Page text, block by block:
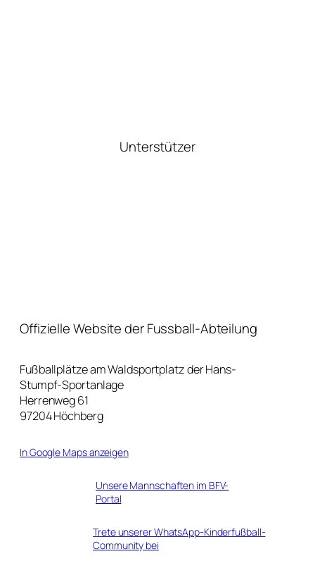
Unterstützer
Offizielle Website der Fussball-Abteilung
Fußballplätze am Waldsportplatz der Hans-
Stumpf-Sportanlage
Herrenweg 61
97204 Höchberg
In Google Maps anzeigen
Unsere Mannschaften im BFV-
Portal
Trete unserer WhatsApp-Kinderfußball-
Community bei